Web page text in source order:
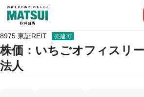
8975 東証REIT 売建可
株価 ：いちごオフィスリ
法人